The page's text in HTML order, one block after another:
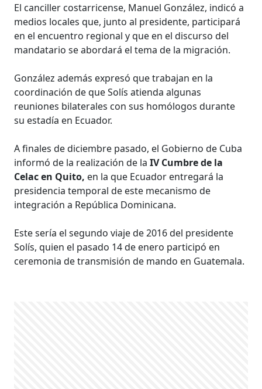
El canciller costarricense, Manuel González, indicó a
medios locales que, junto al presidente, participará
en el encuentro regional y que en el discurso del
mandatario se abordará el tema de la migración.
González además expresó que trabajan en la
coordinación de que Solís atienda algunas
reuniones bilaterales con sus homólogos durante
su estadía en Ecuador.
A finales de diciembre pasado, el Gobierno de Cuba
informó de la realización de laIV Cumbre de la
Celac en Quito, en la que Ecuador entregará la
presidencia temporal de este mecanismo de
integración a República Dominicana.
Este sería el segundo viaje de 2016 del presidente
Solís, quien el pasado 14 de enero participó en
ceremonia de transmisión de mando en Guatemala.